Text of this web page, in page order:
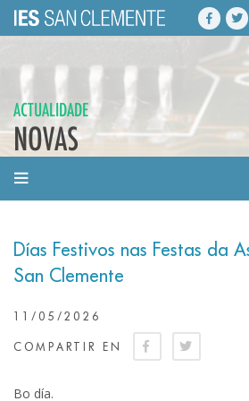
ACTUALIDADE
NOVAS
Días Festivos nas Festas da
San Clemente
11/05/2026
COMPARTIR EN
Bo día.